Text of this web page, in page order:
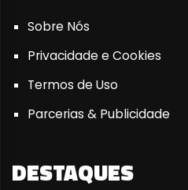
Sobre Nós
Privacidade e Cookies
Termos de Uso
Parcerias & Publicidade
DESTAQUES